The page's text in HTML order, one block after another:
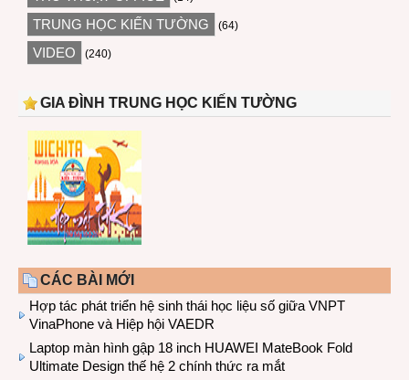
TRUNG HỌC KIẾN TƯỜNG (64)
VIDEO (240)
GIA ĐÌNH TRUNG HỌC KIẾN TƯỜNG
CÁC BÀI MỚI
Hợp tác phát triển hệ sinh thái học liệu số giữa VNPT
VinaPhone và Hiệp hội VAEDR
Laptop màn hình gập 18 inch HUAWEI MateBook Fold
Ultimate Design thế hệ 2 chính thức ra mắt